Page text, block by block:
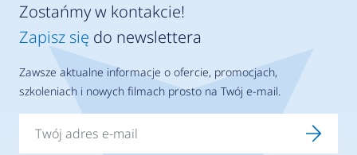
Zostańmy w kontakcie!
Zapisz się do newslettera
Zawsze aktualne informacje o ofercie, promocjach,
szkoleniach i nowych filmach prosto na Twój e-mail.